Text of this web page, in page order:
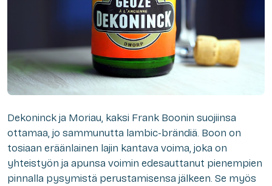
Dekoninck ja Moriau, kaksi Frank Boonin suojiinsa
ottamaa, jo sammunutta lambic-brändiä. Boon on
tosiaan eräänlainen lajin kantava voima, joka on
yhteistyön ja apunsa voimin edesauttanut pienempien
pinnalla pysymistä perustamisensa jälkeen. Se myös